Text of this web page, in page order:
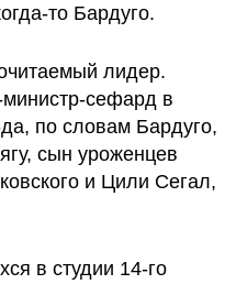
то Бардуго.
лидер.
сефард в
по словам Бардуго,
сын уроженцев
и Цили Сегал,
в студии 14-го